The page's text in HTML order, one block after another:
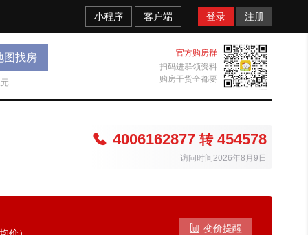
小程序 客户端 登录 注册
图找房
官方购房群
扫码进群领资料
购房干货全都要
 4006162877 转454578
访问时间2026年8月9日
 变价提醒